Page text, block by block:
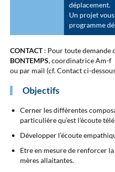
déplacement.
Un projet
programme
CONTACT: Pour toute demande
BONTEMPS, coordinatrice Am-f
ou par mail (cf. Contact ci-
Objectifs
Cerner les différentes
particulière qu’est l’écoute
Développer l’écoute
Etre en mesure de renforcer
mères allaitantes.